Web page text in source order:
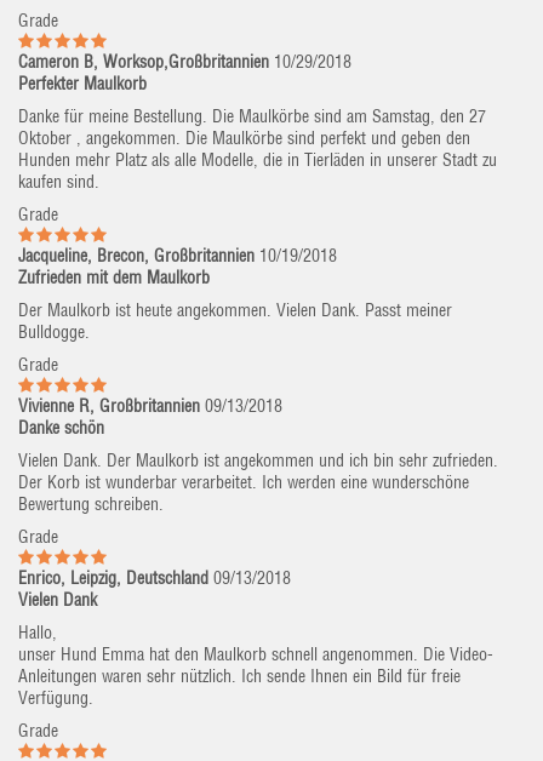
Grade
Cameron B, Worksop,Großbritannien 10/29/2018
Perfekter Maulkorb
Danke für meine Bestellung. Die Maulkörbe sind am Samstag, den 27
Oktober , angekommen. Die Maulkörbe sind perfekt und geben den
Hunden mehr Platz als alle Modelle, die in Tierläden in unserer Stadt zu
kaufen sind.
Grade
Jacqueline, Brecon, Großbritannien 10/19/2018
Zufrieden mit dem Maulkorb
Der Maulkorb ist heute angekommen. Vielen Dank. Passt meiner
Bulldogge.
Grade
Vivienne R, Großbritannien 09/13/2018
Danke schön
Vielen Dank. Der Maulkorb ist angekommen und ich bin sehr zufrieden.
Der Korb ist wunderbar verarbeitet. Ich werden eine wunderschöne
Bewertung schreiben.
Grade
Enrico, Leipzig, Deutschland 09/13/2018
Vielen Dank
Hallo,
unser Hund Emma hat den Maulkorb schnell angenommen. Die Video-
Anleitungen waren sehr nützlich. Ich sende Ihnen ein Bild für freie
Verfügung.
Grade